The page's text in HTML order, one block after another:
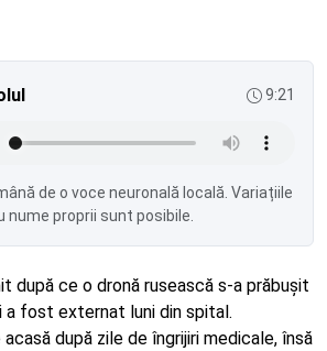
9:21
de o voce neuronală locală. Variațiile
nume proprii sunt posibile.
după ce o dronă rusească s-a prăbușit
a fost externat luni din spital.
după zile de îngrijiri medicale, însă